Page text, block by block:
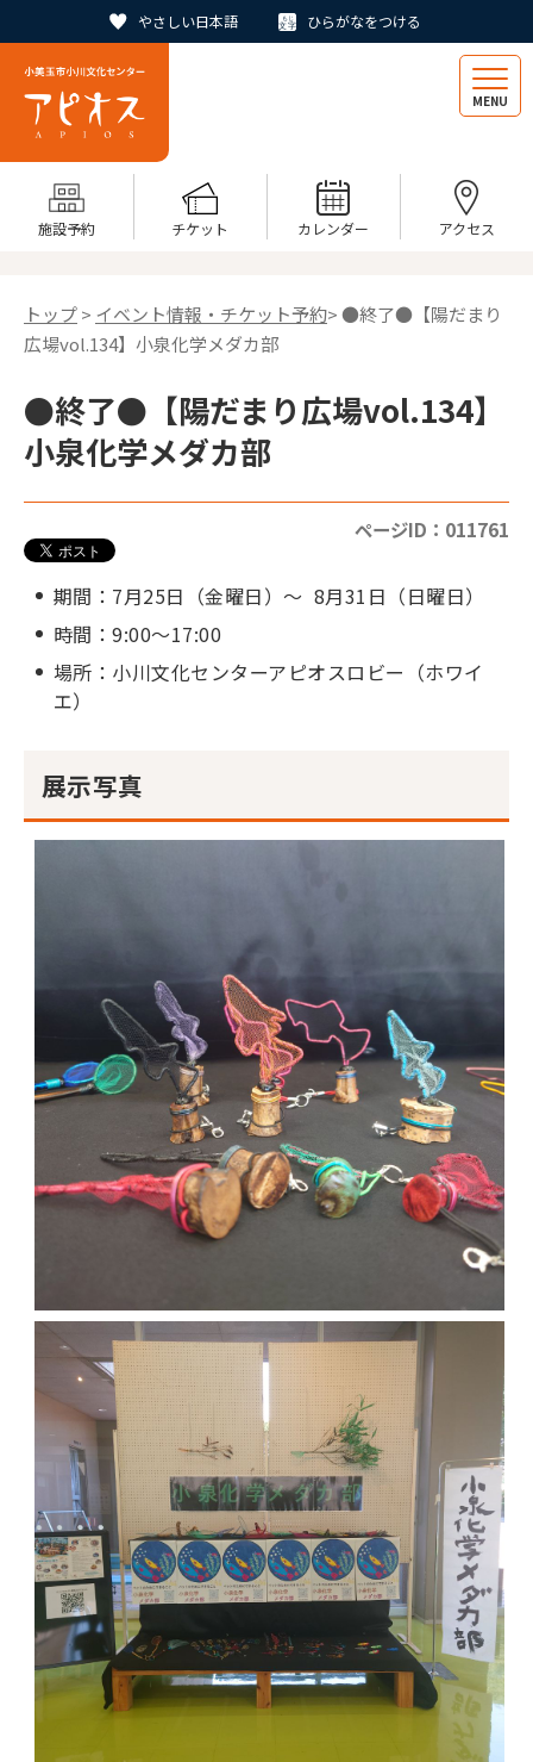
やさしい日本語 ひらがなをつける
MENU
施設予約 チケット カレンダー アクセス
トップ> イベント情報・チケット予約> ●終了●【陽だまり
広場vol.134】小泉化学メダカ部
●終了●【陽だまり広場vol.134】
小泉化学メダカ部
ページID：011761
期間：7月25日（金曜日）～ 8月31日（日曜日）
時間：9:00～17:00
場所：小川文化センターアピオスロビー（ホワイ
エ）
展示写真